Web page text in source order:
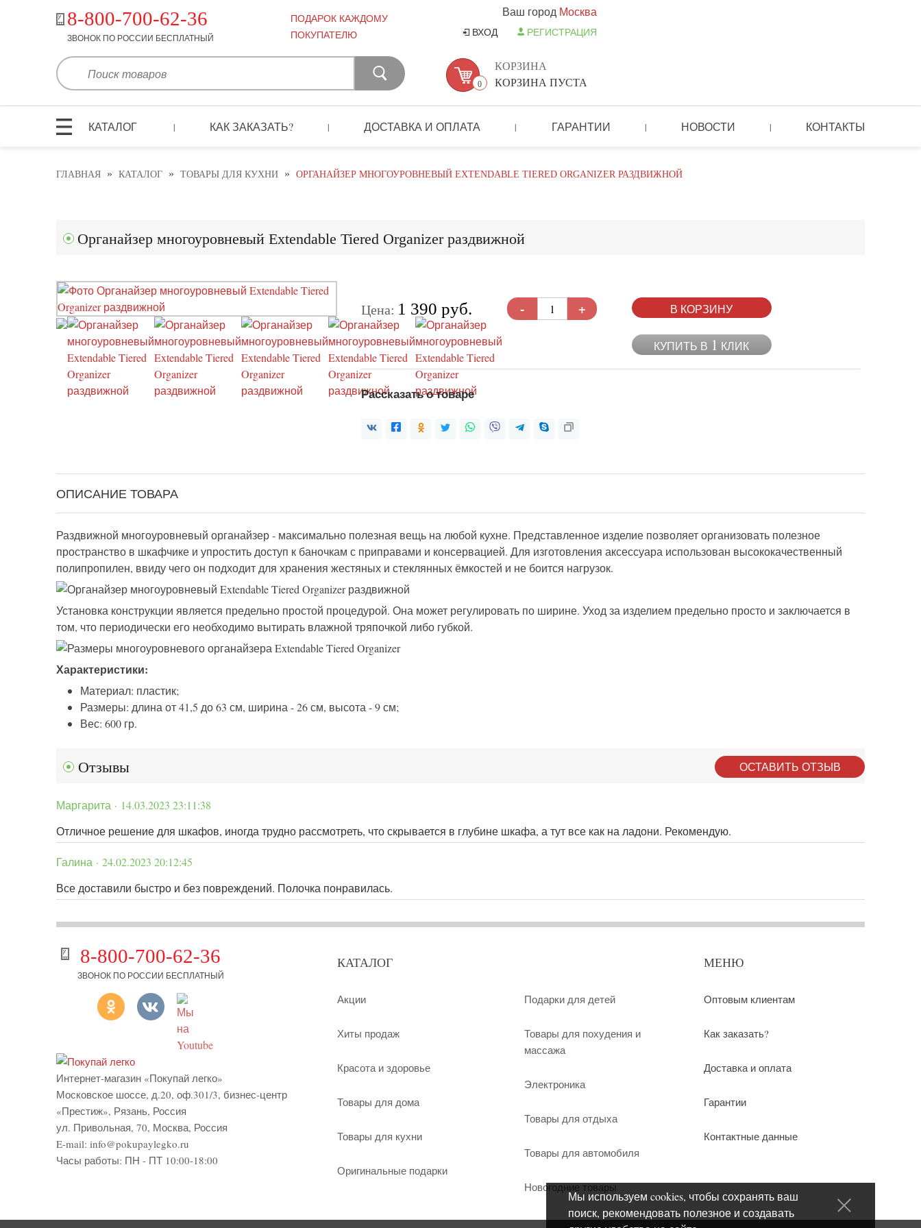
8-800-700-62-36
ЗВОНОК ПО РОССИИ БЕСПЛАТНЫЙ
ПОДАРОК КАЖДОМУ
ПОКУПАТЕЛЮ
Ваш город Москва
ВХОД РЕГИСТРАЦИЯ
0
КОРЗИНА
КОРЗИНА ПУСТА
КАТАЛОГ | КАК ЗАКАЗАТЬ? | ДОСТАВКА И ОПЛАТА | ГАРАНТИИ | НОВОСТИ | КОНТАКТЫ
ГЛАВНАЯ » КАТАЛОГ » ТОВАРЫ ДЛЯ КУХНИ » ОРГАНАЙЗЕР МНОГОУРОВНЕВЫЙ EXTENDABLE TIERED ORGANIZER РАЗДВИЖНОЙ
Органайзер многоуровневый Extendable Tiered Organizer раздвижной
Цена: 1 390 руб. - + В КОРЗИНУ
КУПИТЬ В 1 КЛИК
Рассказать о товаре
ОПИСАНИЕ ТОВАРА
Раздвижной многоуровневый органайзер - максимально полезная вещь на любой кухне. Представленное изделие позволяет организовать полезное
пространство в шкафчике и упростить доступ к баночкам с приправами и консервацией. Для изготовления аксессуара использован высококачественный
полипропилен, ввиду чего он подходит для хранения жестяных и стеклянных ёмкостей и не боится нагрузок.
Установка конструкции является предельно простой процедурой. Она может регулировать по ширине. Уход за изделием предельно просто и заключается в
том, что периодически его необходимо вытирать влажной тряпочкой либо губкой.
Характеристики:
Материал: пластик;
Размеры: длина от 41,5 до 63 см, ширина - 26 см, высота - 9 см;
Вес: 600 гр.
Отзывы ОСТАВИТЬ ОТЗЫВ
Маргарита · 14.03.2023 23:11:38
Отличное решение для шкафов, иногда трудно рассмотреть, что скрывается в глубине шкафа, а тут все как на ладони. Рекомендую.
Галина · 24.02.2023 20:12:45
Все доставили быстро и без повреждений. Полочка понравилась.
8-800-700-62-36
ЗВОНОК ПО РОССИИ БЕСПЛАТНЫЙ
Интернет-магазин «Покупай легко»
Московское шоссе, д.20, оф.301/3, бизнес-центр
«Престиж», Рязань, Россия
ул. Привольная, 70, Москва, Россия
E-mail: info@pokupaylegko.ru
Часы работы: ПН - ПТ 10:00-18:00
КАТАЛОГ
Акции
Хиты продаж
Красота и здоровье
Товары для дома
Товары для кухни
Оригинальные подарки
Подарки для детей
Товары для похудения и
массажа
Электроника
Товары для отдыха
Товары для автомобиля
Новогодние товары
МЕНЮ
Оптовым клиентам
Как заказать?
Доставка и оплата
Гарантии
Контактные данные
Мы используем cookies, чтобы сохранять ваш
поиск, рекомендовать полезное и создавать